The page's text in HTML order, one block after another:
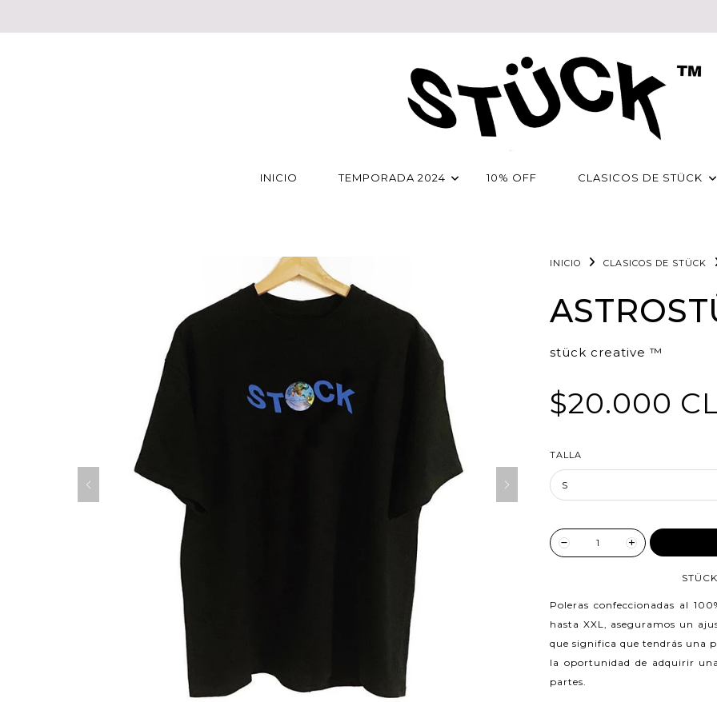
INICIO TEMPORADA 2024 10% OFF CLASICOS DE STÜCK
INICIO CLASICOS DE STÜCK
stück creative ™
$20.000
TALLA
Poleras confeccionadas al
hasta XXL, aseguramos un
que significa que tendrás una
la oportunidad de adquirir
partes.